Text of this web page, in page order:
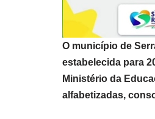
O município de
estabelecida para
Ministério da
alfabetizadas,